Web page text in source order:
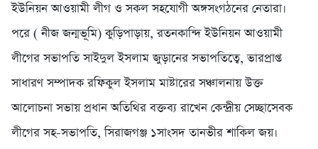
ইউনিয়ন আওয়ামী লীগ ও সকল সহযোগী অঙ্গসংগঠনের নেতারা।
পরে ( নীজ জন্মভূমি) কুড়িপাড়ায়, রতনকান্দি ইউনিয়ন আওয়ামী
লীগের সভাপতি সাইদুল ইসলাম জুড়ানের সভাপতিত্বে, ভারপ্রাপ্ত
সাধারণ সম্পাদক রফিকুল ইসলাম মাষ্টারের সঞ্চালনায় উক্ত
আলোচনা সভায় প্রধান অতিথির বক্তব্য রাখেন কেন্দ্রীয় সেচ্ছাসেবক
লীগের সহ-সভাপতি, সিরাজগঞ্জ ১সাংসদ তানভীর শাকিল জয়।